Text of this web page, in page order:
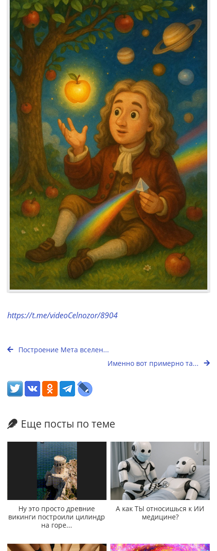
https://t.me/videoCelnozor/8904
Построение Мета вселен...
Именно вот примерно та...
Еще посты по теме
Ну это просто древние
викинги построили цилиндр
на горе...
А как ТЫ относишься к ИИ
медицине?